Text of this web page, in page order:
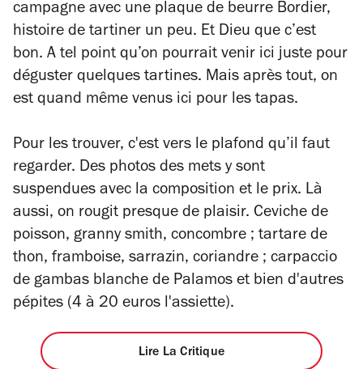
campagne avec une plaque de beurre Bordier,
histoire de tartiner un peu. Et Dieu que c’est
bon. A tel point qu’on pourrait venir ici juste pour
déguster quelques tartines. Mais après tout, on
est quand même venus ici pour les tapas.
Pour les trouver, c'est vers le plafond qu’il faut
regarder. Des photos des mets y sont
suspendues avec la composition et le prix. Là
aussi, on rougit presque de plaisir. Ceviche de
poisson, granny smith, concombre ; tartare de
thon, framboise, sarrazin, coriandre ; carpaccio
de gambas blanche de Palamos et bien d'autres
pépites (4 à 20 euros l'assiette).
Lire La Critique